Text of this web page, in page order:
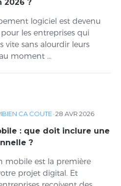
2026 ?
logiciel est devenu
les entreprises qui
vite sans alourdir leurs
moment ...
CA COUTE·28 AVR 2026
: que doit inclure une
?
mobile est la première
projet digital. Et